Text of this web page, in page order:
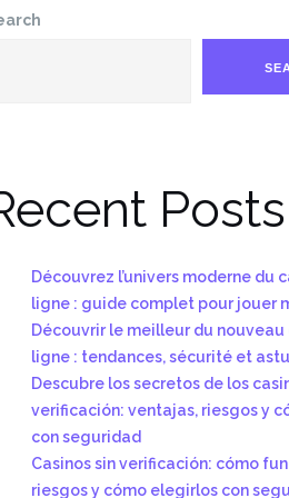
Posts
Découvrez l’univers moderne du
ligne : guide complet pour jouer
Découvrir le meilleur du nouveau
ligne : tendances, sécurité et
Descubre los secretos de los
verificación: ventajas, riesgos y
con seguridad
Casinos sin verificación: cómo
riesgos y cómo elegirlos con